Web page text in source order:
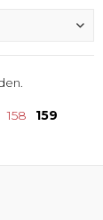
158 159